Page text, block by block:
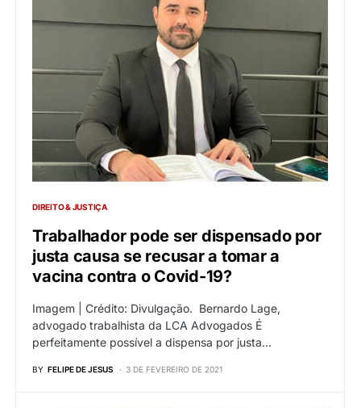
DIREITO & JUSTIÇA
Trabalhador pode ser dispensado por
justa causa se recusar a tomar a
vacina contra o Covid-19?
Imagem | Crédito: Divulgação. Bernardo Lage,
advogado trabalhista da LCA Advogados É
perfeitamente possível a dispensa por justa…
BY FELIPE DE JESUS 3 DE FEVEREIRO DE 2021